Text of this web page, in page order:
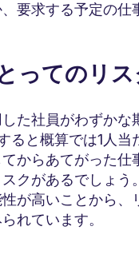
要求する予定の
ってのリ
た社員がわずか
ると概算では1人
からあてがった
クがあるでしょ
性が高いことから
れています。